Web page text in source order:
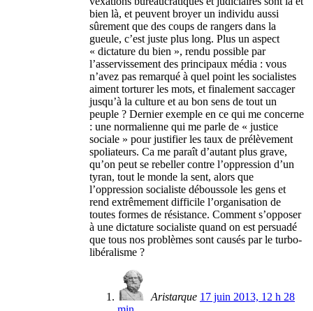
bien là, et peuvent broyer un individu aussi
sûrement que des coups de rangers dans la
gueule, c’est juste plus long. Plus un aspect
« dictature du bien », rendu possible par
l’asservissement des principaux média : vous
n’avez pas remarqué à quel point les socialistes
aiment torturer les mots, et finalement saccager
jusqu’à la culture et au bon sens de tout un
peuple ? Dernier exemple en ce qui me concerne
: une normalienne qui me parle de « justice
sociale » pour justifier les taux de prélèvement
spoliateurs. Ca me paraît d’autant plus grave,
qu’on peut se rebeller contre l’oppression d’un
tyran, tout le monde la sent, alors que
l’oppression socialiste déboussole les gens et
rend extrêmement difficile l’organisation de
toutes formes de résistance. Comment s’opposer
à une dictature socialiste quand on est persuadé
que tous nos problèmes sont causés par le turbo-
libéralisme ?
Aristarque 17 juin 2013, 12 h 28